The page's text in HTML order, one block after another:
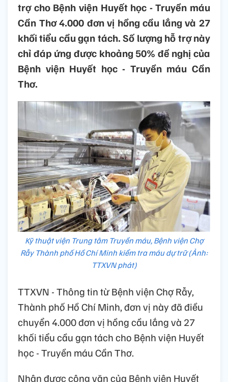
trợ cho Bệnh viện Huyết học - Truyền máu
Cần Thơ 4.000 đơn vị hồng cầu lắng và 27
khối tiểu cầu gạn tách. Số lượng hỗ trợ này
chỉ đáp ứng được khoảng 50% đề nghị của
Bệnh viện Huyết học - Truyền máu Cần
Thơ.
Kỹ thuật viện Trung tâm Truyền máu, Bệnh viện Chợ
Rẫy Thành phố Hồ Chí Minh kiểm tra máu dự trữ (Ảnh:
TTXVN phát)
TTXVN - Thông tin từ Bệnh viện Chợ Rẫy,
Thành phố Hồ Chí Minh, đơn vị này đã điều
chuyển 4.000 đơn vị hồng cầu lắng và 27
khối tiểu cầu gạn tách cho Bệnh viện Huyết
học - Truyền máu Cần Thơ.
Nhận được công văn của Bệnh viện Huyết